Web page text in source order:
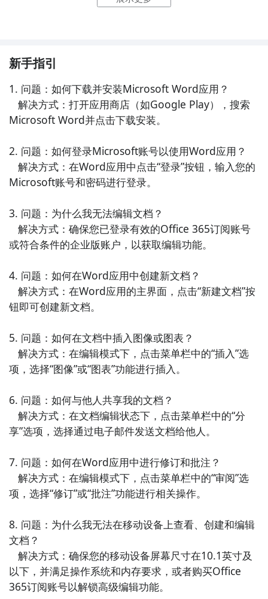
编辑和格式调整功能，支持将笔记同步到云端，让您可
4. 《印象笔记》- 印象笔记是一款知名的笔记和文档管
理工具，它提供了强大的文字编辑和排版功能，支持插
和整理您的办公资料，并随时进行查看和编辑。
5. 《百度文库》- 百度文库是一款在线文档查阅和编辑
索和上传文档进行查阅和编辑。它与Microsoft Word的
兼容性良好，可以方便地进行文档的创建和编辑。
具，它提供了丰富的模板和编辑工具，让您可以轻松创
建漂亮的演示文稿。您可以使用天天PPT创建和编辑您
的办公演示，展示专业的效果。
7. 《腾讯文档》- 腾讯文档是一款支持实时协作的在线
文档工具，它与Microsoft Word的界面和功能相似，提
供了强大的文字编辑和格式调整功能。您可以与团队成
8. 《爱奇艺文档》- 爱奇艺文档是一款免费的办公文档
处理工具，它支持多种文件格式，包含文字处理、电子
供了丰富的编辑工具，方便您进行办公文档的编辑和管
理。
文档处理工具，具有与Microsoft Word相似的界面和功
能。它支持多种文件格式的编辑和转换，提供了丰富的
模板和编辑工具，满足您的办公需求。
10. 《华为文档》- 华为文档是华为公司开发的一款办公
新手指引
1. 问题：如何下载并安装Microsoft Word应用？
Microsoft Word并点击下载安装。
2. 问题：如何登录Microsoft账号以使用Word应用？
Microsoft账号和密码进行登录。
3. 问题：为什么我无法编辑文档？
或符合条件的企业版账户，以获取编辑功能。
4. 问题：如何在Word应用中创建新文档？
钮即可创建新文档。
5. 问题：如何在文档中插入图像或图表？
项，选择“图像”或“图表”功能进行插入。
6. 问题：如何与他人共享我的文档？
享”选项，选择通过电子邮件发送文档给他人。
7. 问题：如何在Word应用中进行修订和批注？
项，选择“修订”或“批注”功能进行相关操作。
8. 问题：为什么我无法在移动设备上查看、创建和编辑
文档？
以下，并满足操作系统和内存要求，或者购买Office
365订阅账号以解锁高级编辑功能。